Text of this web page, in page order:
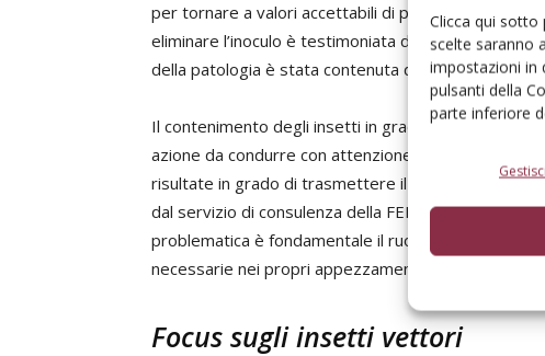
Clicca qui sotto
scelte saranno
impostazioni in
pulsanti della
parte inferiore
per tornare a valori accettabili di presenza della
eliminare l’inoculo è testimoniata dalla positiva
della patologia è stata contenuta dal convinto
Il contenimento degli insetti in grado di
azione da condurre con attenzione e precisione. In
risultate in grado di trasmettere il fitoplasma. La
dal servizio di consulenza della FEM nelle singole
problematica è fondamentale il ruolo del singolo
necessarie nei propri appezzamenti.
Focus sugli insetti vettori